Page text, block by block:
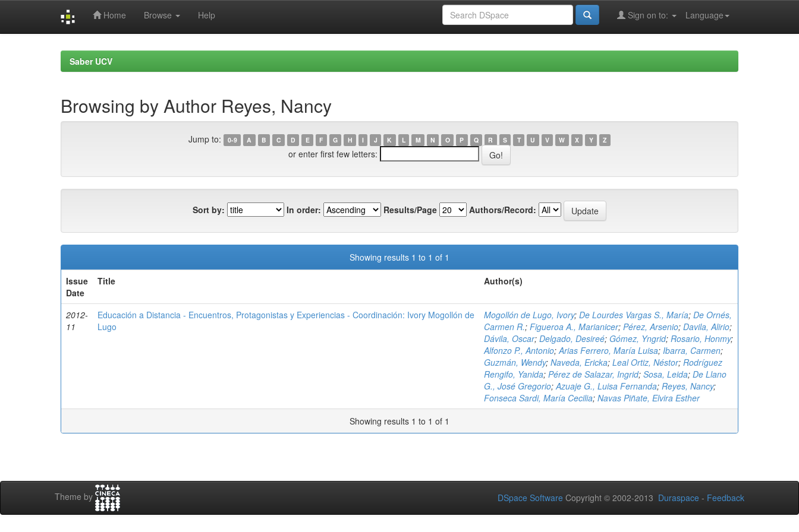
Home Browse Help Language
Sign on to:
Saber UCV
Browsing by Author Reyes, Nancy
Jump to: 0-9 A B C D E F G H I J K L M N O P Q R S T U V W X Y Z
or enter first few letters:
Sort by: In order: Results/Page Authors/Record:
Showing results 1 to 1 of 1
Issue
Date
Title Author(s)
2012-
11
Educación a Distancia - Encuentros, Protagonistas y Experiencias - Coordinación: Ivory Mogollón de
Lugo
Mogollón de Lugo, Ivory; De Lourdes Vargas S., María; De Ornés,
Carmen R.; Figueroa A., Marianicer; Pérez, Arsenio; Davila, Alirio;
Dávila, Oscar; Delgado, Desireé; Gómez, Yngrid; Rosario, Honmy;
Alfonzo P., Antonio;Arias Ferrero, María Luisa; Ibarra, Carmen;
Guzmán, Wendy; Naveda, Ericka; Leal Ortiz, Néstor; Rodríguez
Rengifo, Yanida; Pérez de Salazar, Ingrid; Sosa, Leida; De Llano
G., José Gregorio;Azuaje G., Luisa Fernanda; Reyes, Nancy;
Fonseca Sardi, María Cecilia; Navas Piñate, Elvira Esther
Showing results 1 to 1 of 1
Theme by DSpace Software Copyright © 2002-2013 Duraspace - Feedback